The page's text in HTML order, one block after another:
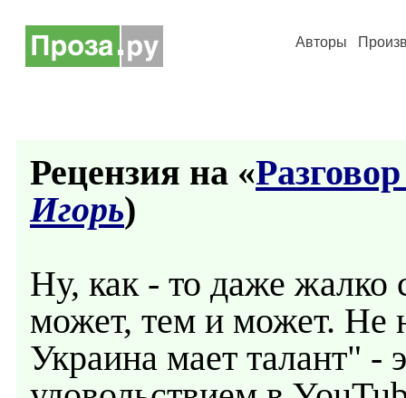
Авторы
Рецензия на «
Игорь)
Ну, как - то даже жалко
может, тем и может. Не
Украина мает талант"